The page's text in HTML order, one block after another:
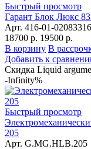
Быстрый просмотр
Гарант Блок Люкс
Арт. 416-01-02083316
18700 р. 19500 р.
В корзину В
Добавить к
Скидка Liquid
-Infinity%
Быстрый просмотр
205
Арт. G.MG.HLB.205